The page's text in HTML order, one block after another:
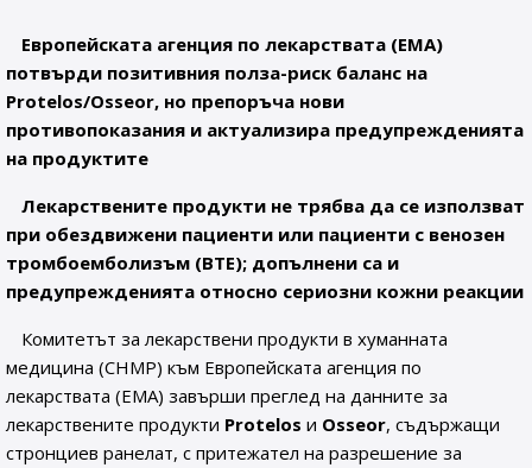
Европейската агенция по лекарствата (EMA)
потвърди позитивния полза-риск баланс на
Protelos/Osseor, но препоръча нови
противопоказания и актуализира предупрежденията
на продуктите
Лекарствените продукти не трябва да се използват
при обездвижени пациенти или пациенти с венозен
тромбоемболизъм (ВТЕ); допълнени са и
предупрежденията относно сериозни кожни реакции
Комитетът за лекарствени продукти в хуманната
медицина (CHMP) към Европейската агенция по
лекарствата (ЕМА) завърши преглед на данните за
лекарствените продукти Protelos и Osseor, съдържащи
стронциев ранелат, с притежател на разрешение за